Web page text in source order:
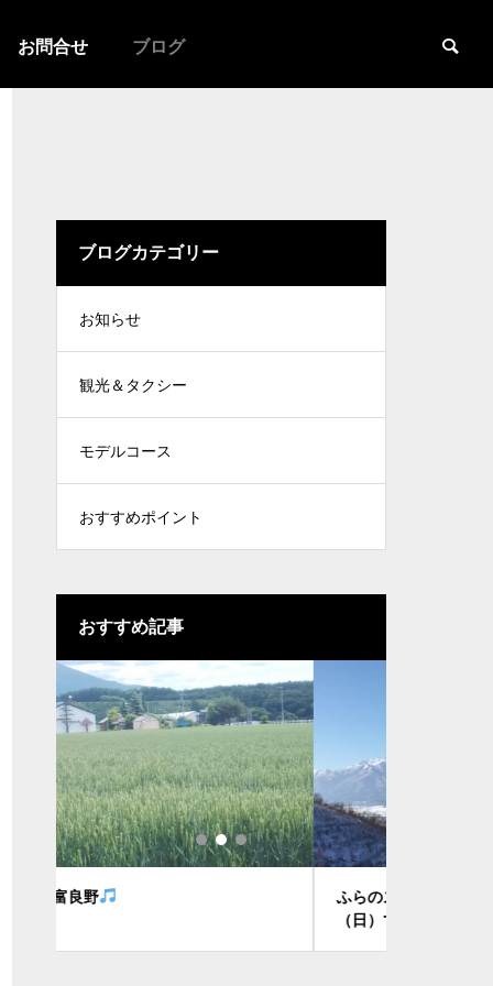
お問合せ ブログ
ブログカテゴリー
お知らせ
観光＆タクシー
モデルコース
おすすめポイント
おすすめ記事
ふらのスキー祭りが2月2日（土）・３日